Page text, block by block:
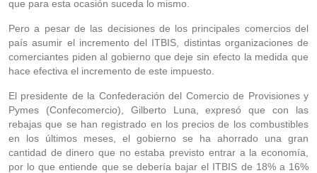
que para esta ocasión suceda lo mismo.
Pero a pesar de las decisiones de los principales comercios del
país asumir el incremento del ITBIS, distintas organizaciones de
comerciantes piden al gobierno que deje sin efecto la medida que
hace efectiva el incremento de este impuesto.
El presidente de la Confederación del Comercio de Provisiones y
Pymes (Confecomercio), Gilberto Luna, expresó que con las
rebajas que se han registrado en los precios de los combustibles
en los últimos meses, el gobierno se ha ahorrado una gran
cantidad de dinero que no estaba previsto entrar a la economía,
por lo que entiende que se debería bajar el ITBIS de 18% a 16%